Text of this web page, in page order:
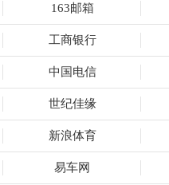
163邮箱
工商银行
中国电信
世纪佳缘
新浪体育
易车网